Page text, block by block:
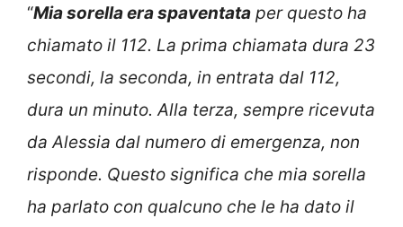
“Mia sorella era spaventata per questo ha
chiamato il 112. La prima chiamata dura 23
secondi, la seconda, in entrata dal 112,
dura un minuto. Alla terza, sempre ricevuta
da Alessia dal numero di emergenza, non
risponde. Questo significa che mia sorella
ha parlato con qualcuno che le ha dato il